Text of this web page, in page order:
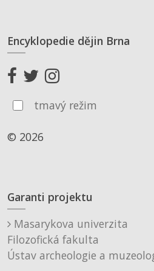
Encyklopedie dějin Brna
tmavý režim
© 2026
Garanti projektu
Masarykova univerzita
Filozofická fakulta
Ústav archeologie a